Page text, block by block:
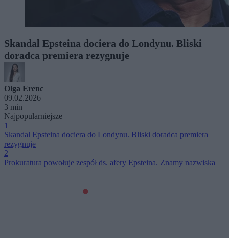
Skandal Epsteina dociera do Londynu. Bliski
doradca premiera rezygnuje
Olga Erenc
09.02.2026
3 min
Najpopularniejsze
1
Skandal Epsteina dociera do Londynu. Bliski doradca premiera
rezygnuje
2
Prokuratura powołuje zespół ds. afery Epsteina. Znamy nazwiska